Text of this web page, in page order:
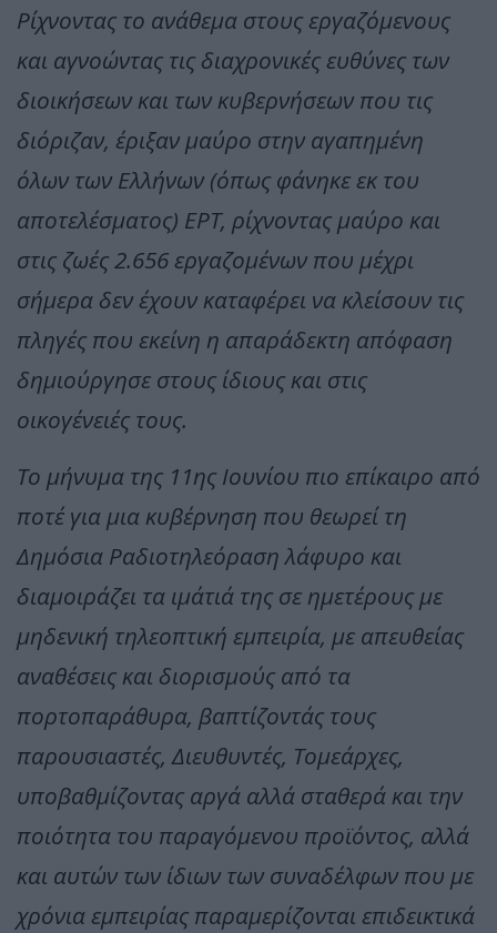
Ρίχνοντας το ανάθεμα στους εργαζόμενους
και αγνοώντας τις διαχρονικές ευθύνες των
διοικήσεων και των κυβερνήσεων που τις
διόριζαν, έριξαν μαύρο στην αγαπημένη
όλων των Ελλήνων (όπως φάνηκε εκ του
αποτελέσματος) ΕΡΤ, ρίχνοντας μαύρο και
στις ζωές 2.656 εργαζομένων που μέχρι
σήμερα δεν έχουν καταφέρει να κλείσουν τις
πληγές που εκείνη η απαράδεκτη απόφαση
δημιούργησε στους ίδιους και στις
οικογένειές τους.
Το μήνυμα της 11ης Ιουνίου πιο επίκαιρο από
ποτέ για μια κυβέρνηση που θεωρεί τη
Δημόσια Ραδιοτηλεόραση λάφυρο και
διαμοιράζει τα ιμάτιά της σε ημετέρους με
μηδενική τηλεοπτική εμπειρία, με απευθείας
αναθέσεις και διορισμούς από τα
πορτοπαράθυρα, βαπτίζοντάς τους
παρουσιαστές, Διευθυντές, Τομεάρχες,
υποβαθμίζοντας αργά αλλά σταθερά και την
ποιότητα του παραγόμενου προϊόντος, αλλά
και αυτών των ίδιων των συναδέλφων που με
χρόνια εμπειρίας παραμερίζονται επιδεικτικά